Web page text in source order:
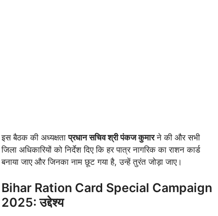
इस बैठक की अध्यक्षताप्रधान सचिव श्री पंकज कुमारने की और सभी
जिला अधिकारियों को निर्देश दिए कि हर पात्र नागरिक का राशन कार्ड
बनाया जाए और जिनका नाम छूट गया है, उन्हें तुरंत जोड़ा जाए।
Bihar Ration Card Special Campaign
2025: उद्देश्य